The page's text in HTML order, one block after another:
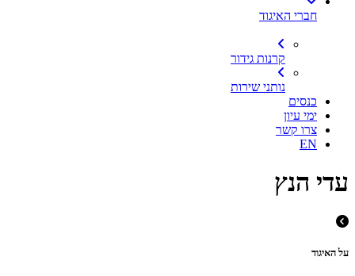
חברי האיגוד
קרנות גידור
נותני שירות
כנסים
ימי עיון
צרו קשר
EN
עדי הנץ
על האיגוד